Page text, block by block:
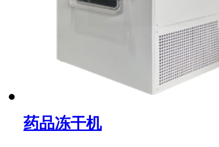
药品冻干机